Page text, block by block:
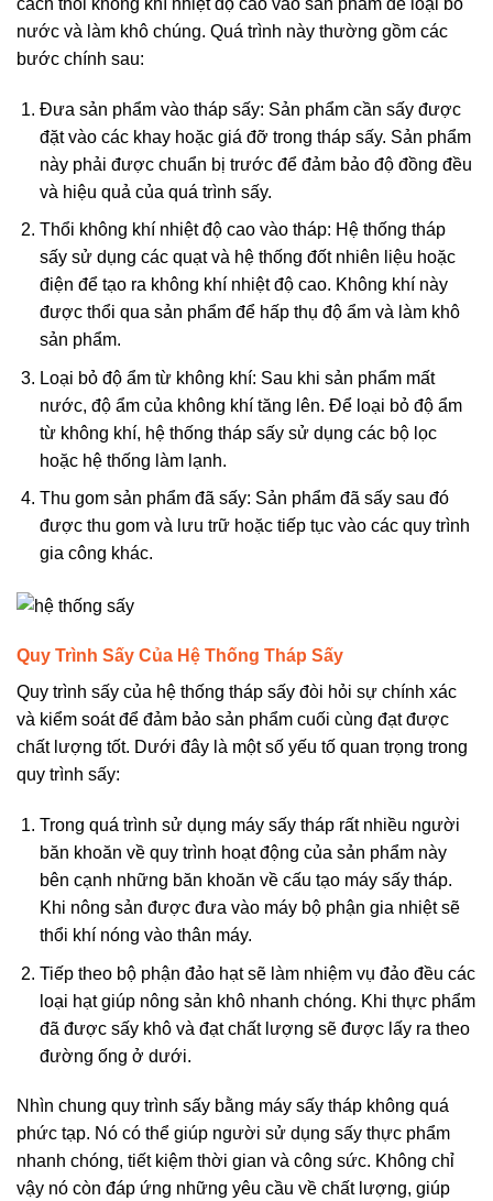
nước và làm khô chúng. Quá trình này thường gồm các
bước chính sau:
Đưa sản phẩm vào tháp sấy: Sản phẩm cần sấy được
đặt vào các khay hoặc giá đỡ trong tháp sấy. Sản phẩm
này phải được chuẩn bị trước để đảm bảo độ đồng đều
và hiệu quả của quá trình sấy.
Thổi không khí nhiệt độ cao vào tháp: Hệ thống tháp
sấy sử dụng các quạt và hệ thống đốt nhiên liệu hoặc
điện để tạo ra không khí nhiệt độ cao. Không khí này
được thổi qua sản phẩm để hấp thụ độ ẩm và làm khô
sản phẩm.
Loại bỏ độ ẩm từ không khí: Sau khi sản phẩm mất
nước, độ ẩm của không khí tăng lên. Để loại bỏ độ ẩm
từ không khí, hệ thống tháp sấy sử dụng các bộ lọc
hoặc hệ thống làm lạnh.
Thu gom sản phẩm đã sấy: Sản phẩm đã sấy sau đó
được thu gom và lưu trữ hoặc tiếp tục vào các quy trình
gia công khác.
Quy Trình Sấy Của Hệ Thống Tháp Sấy
Quy trình sấy của hệ thống tháp sấy đòi hỏi sự chính xác
và kiểm soát để đảm bảo sản phẩm cuối cùng đạt được
chất lượng tốt. Dưới đây là một số yếu tố quan trọng trong
quy trình sấy:
Trong quá trình sử dụng máy sấy tháp rất nhiều người
băn khoăn về quy trình hoạt động của sản phẩm này
bên cạnh những băn khoăn về cấu tạo máy sấy tháp.
Khi nông sản được đưa vào máy bộ phận gia nhiệt sẽ
thổi khí nóng vào thân máy.
Tiếp theo bộ phận đảo hạt sẽ làm nhiệm vụ đảo đều các
loại hạt giúp nông sản khô nhanh chóng. Khi thực phẩm
đã được sấy khô và đạt chất lượng sẽ được lấy ra theo
đường ống ở dưới.
Nhìn chung quy trình sấy bằng máy sấy tháp không quá
phức tạp. Nó có thể giúp người sử dụng sấy thực phẩm
nhanh chóng, tiết kiệm thời gian và công sức. Không chỉ
vậy nó còn đáp ứng những yêu cầu về chất lượng, giúp